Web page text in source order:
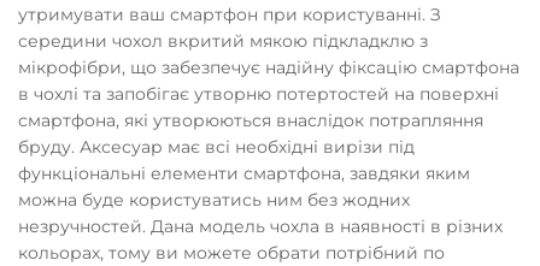
утримувати ваш смартфон при користуванні. З
середини чохол вкритий мякою підкладклю з
мікрофібри, що забезпечує надійну фіксацію смартфона
в чохлі та запобігає утворню потертостей на поверхні
смартфона, які утворюються внаслідок потрапляння
бруду. Аксесуар має всі необхідні вирізи під
функціональні елементи смартфона, завдяки яким
можна буде користуватись ним без жодних
незручностей. Дана модель чохла в наявності в різних
кольорах, тому ви можете обрати потрібний по